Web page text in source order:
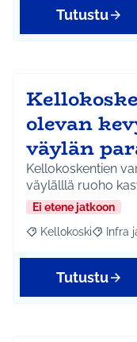
Tutustu
olevan
väylän
Kellokoskentien
väylälllä ruoho
Ei etene jatkoon
Rajaa tulokset
Kellokoski Rajaa
Infra
Tutustu